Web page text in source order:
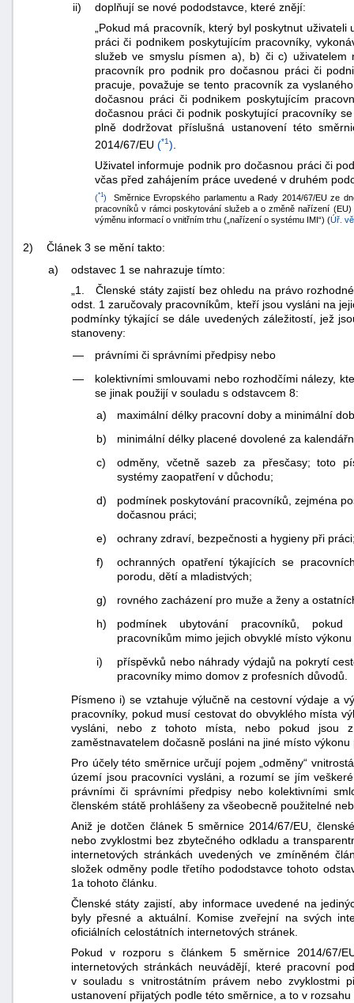
ii)
doplňují se nové pododstavce, které znějí:
„Pokud má pracovník, který byl poskytnut
práci či podnikem poskytujícím pracovníky,
služeb ve smyslu písmen a), b) či c)
pracovník pro podnik pro dočasnou práci či
pracuje, považuje se tento pracovník za
dočasnou práci či podnikem poskytujícím
dočasnou práci či podnik poskytující pracovníky
plně dodržovat příslušná ustanovení této
2014/67/EU (*1)
Uživatel informuje podnik pro dočasnou práci či
včas před zahájením práce uvedené v druhém
(*1) Směrnice Evropského parlamentu a Rady 2014/67/EU ze
pracovníků v rámci poskytování služeb a o změně nařízení
výměnu informací o vnitřním trhu („nařízení o systému IMI“) (Úř.
2)
Článek 3 se mění takto:
a)
odstavec 1 se nahrazuje tímto:
„1. Členské státy zajistí bez ohledu na právo
odst. 1 zaručovaly pracovníkům, kteří jsou vysláni na
podmínky týkající se dále uvedených záležitostí, jež
stanoveny:
—
právními či správními předpisy nebo
—
kolektivními smlouvami nebo rozhodčími nálezy,
se jinak použijí v souladu s odstavcem 8:
a)
maximální délky pracovní doby a minimální
b)
minimální délky placené dovolené za
c)
odměny, včetně sazeb za přesčasy; toto
systémy zaopatření v důchodu;
d)
podmínek poskytování pracovníků, zejména
dočasnou práci;
e)
ochrany zdraví, bezpečnosti a hygieny při
f)
ochranných opatření týkajících se
porodu, dětí a mladistvých;
g)
rovného zacházení pro muže a ženy a
h)
podmínek ubytování pracovníků, pokud
pracovníkům mimo jejich obvyklé místo
i)
příspěvků nebo náhrady výdajů na pokrytí
pracovníky mimo domov z profesních důvodů.
Písmeno i) se vztahuje výlučně na cestovní výdaje a
pracovníky, pokud musí cestovat do obvyklého místa
vysláni, nebo z tohoto místa, nebo pokud jsou
zaměstnavatelem dočasně posláni na jiné místo výkonu
Pro účely této směrnice určují pojem „odměny“
území jsou pracovníci vysláni, a rozumí se jím
právními či správními předpisy nebo kolektivními
členském státě prohlášeny za všeobecně použitelné
Aniž je dotčen článek 5 směrnice 2014/67/EU,
nebo zvyklostmi bez zbytečného odkladu a
internetových stránkách uvedených ve zmíněném
složek odměny podle třetího pododstavce tohoto
1a tohoto článku.
Členské státy zajistí, aby informace uvedené na
byly přesné a aktuální. Komise zveřejní na svých
oficiálních celostátních internetových stránek.
Pokud v rozporu s článkem 5 směrnice 2014/67/
internetových stránkách neuvádějí, které pracovní
v souladu s vnitrostátním právem nebo zvyklostmi
ustanovení přijatých podle této směrnice, a to v